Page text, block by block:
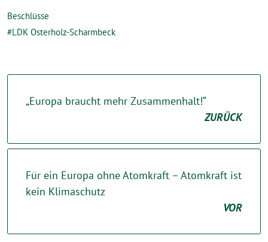
Beschlüsse
LDK Osterholz-Scharmbeck
„Europa braucht mehr Zusammenhalt!“
ZURÜCK
Für ein Europa ohne Atomkraft – Atomkraft ist
kein Klimaschutz
VOR